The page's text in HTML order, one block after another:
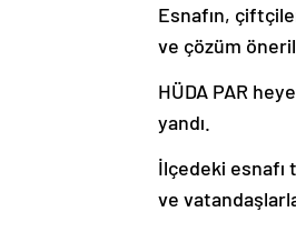
Esnafın,
ve çözüm
HÜDA PAR
yandı.
İlçedeki esnafı
ve